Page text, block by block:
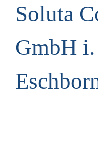
Soluta
GmbH